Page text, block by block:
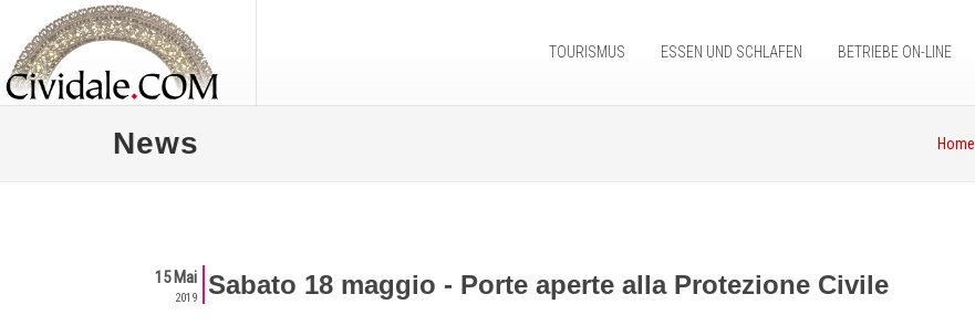
TOURISMUS ESSEN UND SCHLAFEN BETRIEBE ON-LINE
News Home
15 Mai
2019 Sabato 18 maggio - Porte aperte alla Protezione Civile